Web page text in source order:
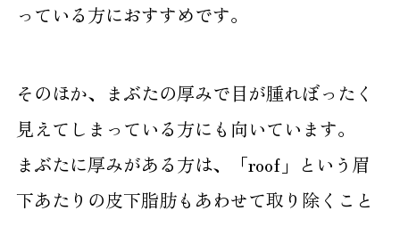
っている方におすすめです。
そのほか、まぶたの厚みで目が腫れぼったく
見えてしまっている方にも向いています。
まぶたに厚みがある方は、「roof」という眉
下あたりの皮下脂肪もあわせて取り除くこと